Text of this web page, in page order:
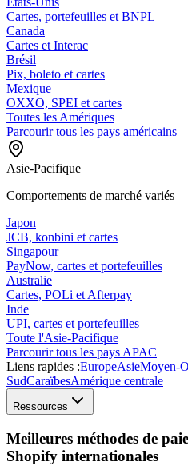
Cartes, portefeuilles et BNPL
Canada
Cartes et Interac
Brésil
Pix, boleto et cartes
Mexique
OXXO, SPEI et cartes
Toutes les Amériques
Parcourir tous les pays américains
Asie-Pacifique
Comportements de marché variés
Japon
JCB, konbini et cartes
Singapour
PayNow, cartes et portefeuilles
Australie
Cartes, POLi et Afterpay
Inde
UPI, cartes et portefeuilles
Toute l'Asie-Pacifique
Parcourir tous les pays APAC
Liens rapides :EuropeAsieMoyen-
SudCaraïbesAmérique centrale
Ressources
Meilleures méthodes de
Shopify internationales